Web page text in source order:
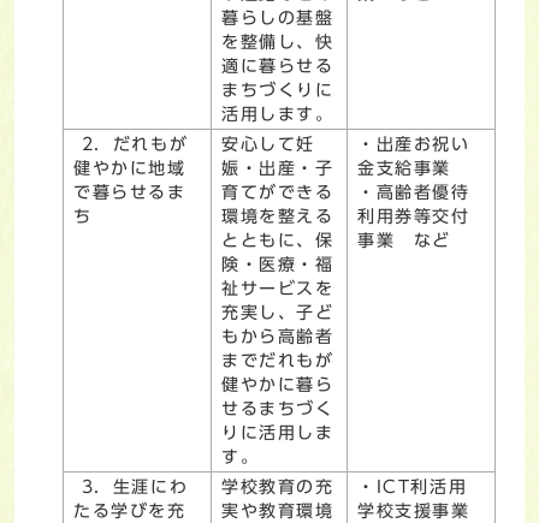
暮らしの基盤
を整備し、快
適に暮らせる
まちづくりに
活用します。
2．だれもが
健やかに地域
で暮らせるま
ち
安心して妊
娠・出産・子
育てができる
環境を整える
とともに、保
険・医療・福
祉サービスを
充実し、子ど
もから高齢者
までだれもが
健やかに暮ら
せるまちづく
りに活用しま
す。
・出産お祝い
金支給事業
・高齢者優待
利用券等交付
事業 など
3．生涯にわ
たる学びを充
学校教育の充
実や教育環境
・ICT利活用
学校支援事業